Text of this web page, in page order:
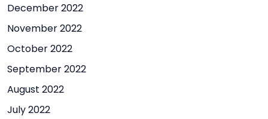
December 2022
November 2022
October 2022
September 2022
August 2022
July 2022